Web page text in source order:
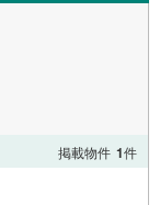
掲載物件 1件